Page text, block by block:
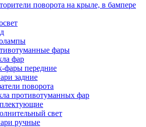
поворота на крыле, в бампере
фары
фар
фары передние
задние
поворота
противотуманных фар
свет
ручные